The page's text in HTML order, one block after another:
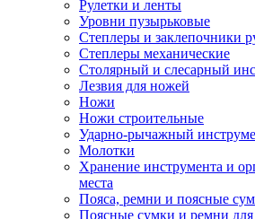
Рулетки и ленты
Уровни пузырьковые
Степлеры и заклепочники
Степлеры механические
Столярный и слесарный
Лезвия для ножей
Ножи
Ножи строительные
Ударно-рычажный
Молотки
Хранение инструмента и
места
Пояса, ремни и поясные
Поясные сумки и ремни для